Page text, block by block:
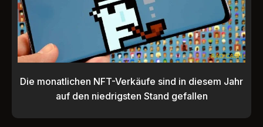
Die monatlichen NFT-Verkäufe sind in diesem Jahr
auf den niedrigsten Stand gefallen